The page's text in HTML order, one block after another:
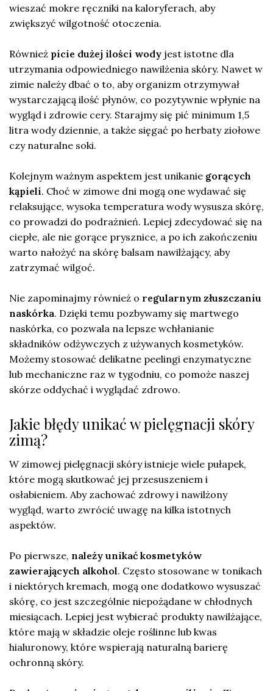
wieszać mokre ręczniki na kaloryferach, aby
zwiększyć wilgotność otoczenia.
Również picie dużej ilości wody jest istotne dla
utrzymania odpowiedniego nawilżenia skóry. Nawet w
zimie należy dbać o to, aby organizm otrzymywał
wystarczającą ilość płynów, co pozytywnie wpłynie na
wygląd i zdrowie cery. Starajmy się pić minimum 1,5
litra wody dziennie, a także sięgać po herbaty ziołowe
czy naturalne soki.
Kolejnym ważnym aspektem jest unikanie gorących
kąpieli. Choć w zimowe dni mogą one wydawać się
relaksujące, wysoka temperatura wody wysusza skórę,
co prowadzi do podrażnień. Lepiej zdecydować się na
ciepłe, ale nie gorące prysznice, a po ich zakończeniu
warto nałożyć na skórę balsam nawilżający, aby
zatrzymać wilgoć.
Nie zapominajmy również o regularnym złuszczaniu
naskórka. Dzięki temu pozbywamy się martwego
naskórka, co pozwala na lepsze wchłanianie
składników odżywczych z używanych kosmetyków.
Możemy stosować delikatne peelingi enzymatyczne
lub mechaniczne raz w tygodniu, co pomoże naszej
skórze oddychać i wyglądać zdrowo.
Jakie błędy unikać w pielęgnacji skóry
zimą?
W zimowej pielęgnacji skóry istnieje wiele pułapek,
które mogą skutkować jej przesuszeniem i
osłabieniem. Aby zachować zdrowy i nawilżony
wygląd, warto zwrócić uwagę na kilka istotnych
aspektów.
Po pierwsze, należy unikać kosmetyków
zawierających alkohol. Często stosowane w tonikach
i niektórych kremach, mogą one dodatkowo wysuszać
skórę, co jest szczególnie niepożądane w chłodnych
miesiącach. Lepiej jest wybierać produkty nawilżające,
które mają w składzie oleje roślinne lub kwas
hialuronowy, które wspierają naturalną barierę
ochronną skóry.